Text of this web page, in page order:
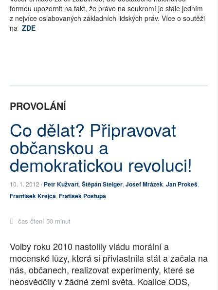
formou upozornit na fakt, že právo na soukromí je stále jedním
z nejvíce oslabovaných základních lidských práv. Více o soutěži
na ZDE
PROVOLÁNÍ
Co dělat? Připravovat
občanskou a
demokratickou revoluci!
10. 1. 2012 /Petr Kužvart, Štěpán Steiger, Josef Mrázek, Jan Prokeš,
František Krejča, Fratišek Postupa
čas čtení 50 minut
Volby roku 2010 nastolily vládu morální a
mocenské lůzy, která si přivlastnila stát a začala na
nás, občanech, realizovat experimenty, které se
neosvědčily v žádné zemi světa. Koalice ODS,